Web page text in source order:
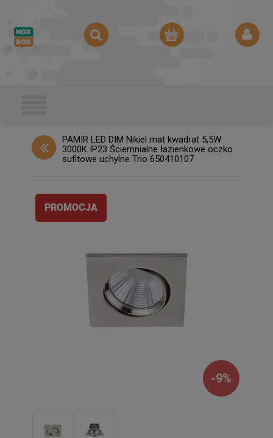
PAMIR LED DIM Nikiel mat kwadrat 5,5W
3000K IP23 Ściemnialne łazienkowe oczko
sufitowe uchylne Trio 650410107
PROMOCJA
-9%